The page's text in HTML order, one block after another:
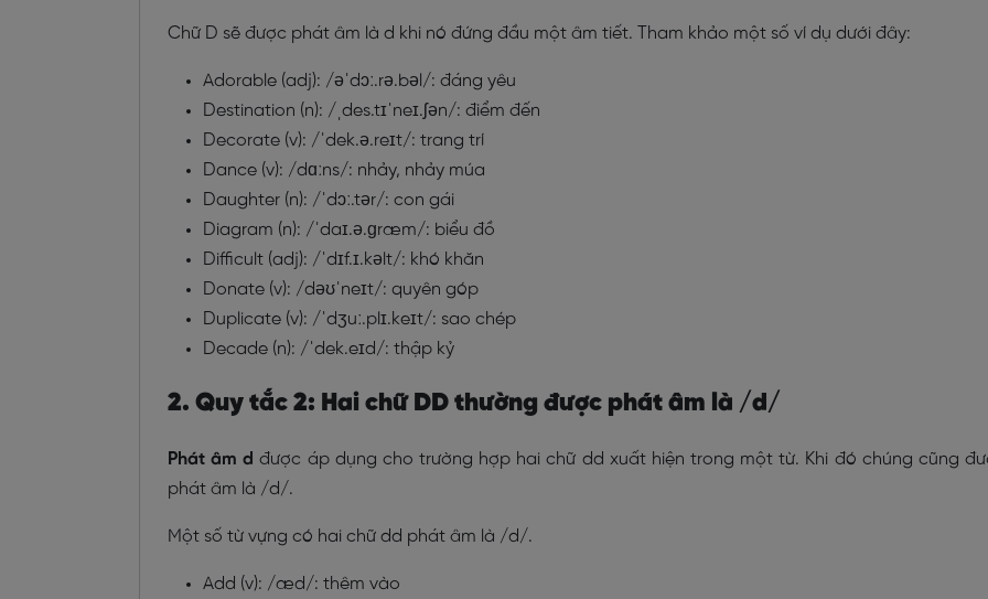
Chữ D sẽ được phát âm là d khi nó đứng đầu một âm tiết. Tham khảo một số ví dụ dưới đây:
Adorable (adj): /əˈdɔː.rə.bəl/: đáng yêu
Destination (n): /ˌdes.tɪˈneɪ.ʃən/: điểm đến
Decorate (v): /ˈdek.ə.reɪt/: trang trí
Dance (v): /dɑːns/: nhảy, nhảy múa
Daughter (n): /ˈdɔː.tər/: con gái
Diagram (n): /ˈdaɪ.ə.ɡræm/: biểu đồ
Difficult (adj): /ˈdɪf.ɪ.kəlt/: khó khăn
Donate (v): /dəʊˈneɪt/: quyên góp
Duplicate (v): /ˈdʒuː.plɪ.keɪt/: sao chép
Decade (n): /ˈdek.eɪd/: thập kỷ
2. Quy tắc 2: Hai chữ DD thường được phát âm là /d/
Phát âm d được áp dụng cho trường hợp hai chữ dd xuất hiện trong một từ. Khi đó chúng cũng
phát âm là /d/.
Một số từ vựng có hai chữ dd phát âm là /d/.
Add (v): /æd/: thêm vào